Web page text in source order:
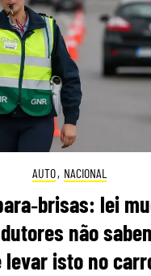
AUTO, NACIONAL
lei
não
levar isto no